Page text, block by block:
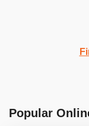
Popular